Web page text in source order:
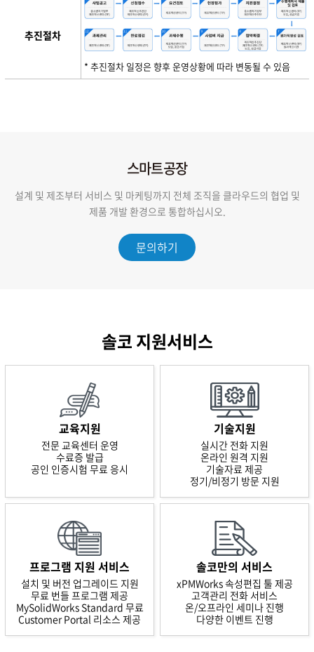
추진절차
* 추진절차 일정은 향후 운영상황에 따라 변동될 수 있음
스마트공장
설계 및 제조부터 서비스 및 마케팅까지 전체 조직을 클라우드의 협업 및
제품 개발 환경으로 통합하십시오.
문의하기
솔코 지원서비스
교육지원
전문 교육센터 운영
수료증 발급
공인 인증시험 무료 응시
기술지원
실시간 전화 지원
온라인 원격 지원
기술자료 제공
정기/비정기 방문 지원
프로그램 지원 서비스
설치 및 버전 업그레이드 지원
무료 번들 프로그램 제공
MySolidWorks Standard 무료
Customer Portal 리소스 제공
솔코만의 서비스
xPMWorks 속성편집 툴 제공
고객관리 전화 서비스
온/오프라인 세미나 진행
다양한 이벤트 진행